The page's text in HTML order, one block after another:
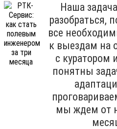
Наша
разобраться,
все
к выездам на
с куратором
понятны
мы ждем от